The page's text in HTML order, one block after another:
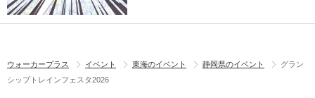
ウォーカープラス イベント 東海のイベント 静岡県のイベント
グラン
シップトレインフェスタ2026